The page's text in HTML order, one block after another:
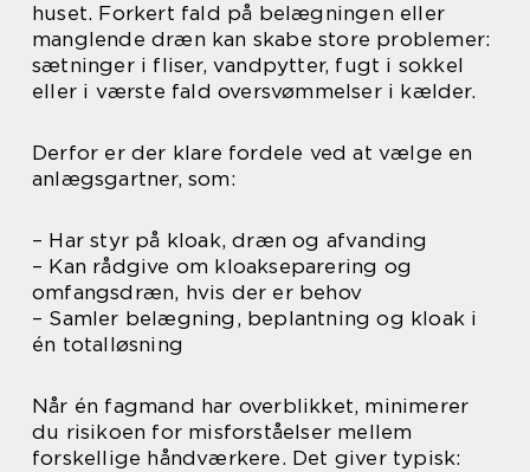
huset. Forkert fald på belægningen eller
manglende dræn kan skabe store problemer:
sætninger i fliser, vandpytter, fugt i sokkel
eller i værste fald oversvømmelser i kælder.
Derfor er der klare fordele ved at vælge en
anlægsgartner, som:
– Har styr på kloak, dræn og afvanding
– Kan rådgive om kloakseparering og
omfangsdræn, hvis der er behov
– Samler belægning, beplantning og kloak i
én totalløsning
Når én fagmand har overblikket, minimerer
du risikoen for misforståelser mellem
forskellige håndværkere. Det giver typisk: